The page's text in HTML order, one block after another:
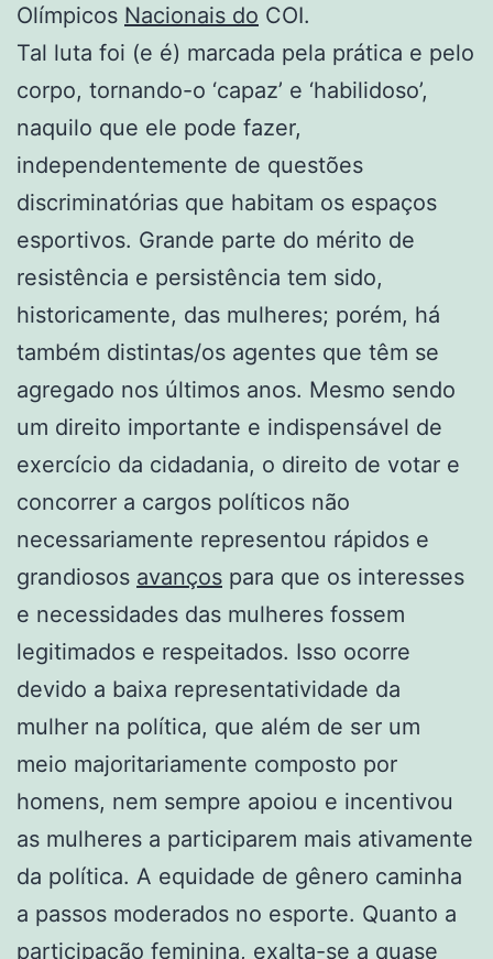
Olímpicos Nacionais do COI.
Tal luta foi (e é) marcada pela prática e pelo
corpo, tornando-o ‘capaz’ e ‘habilidoso’,
naquilo que ele pode fazer,
independentemente de questões
discriminatórias que habitam os espaços
esportivos. Grande parte do mérito de
resistência e persistência tem sido,
historicamente, das mulheres; porém, há
também distintas/os agentes que têm se
agregado nos últimos anos. Mesmo sendo
um direito importante e indispensável de
exercício da cidadania, o direito de votar e
concorrer a cargos políticos não
necessariamente representou rápidos e
grandiosos avanços para que os interesses
e necessidades das mulheres fossem
legitimados e respeitados. Isso ocorre
devido a baixa representatividade da
mulher na política, que além de ser um
meio majoritariamente composto por
homens, nem sempre apoiou e incentivou
as mulheres a participarem mais ativamente
da política. A equidade de gênero caminha
a passos moderados no esporte. Quanto a
participação feminina, exalta-se a quase